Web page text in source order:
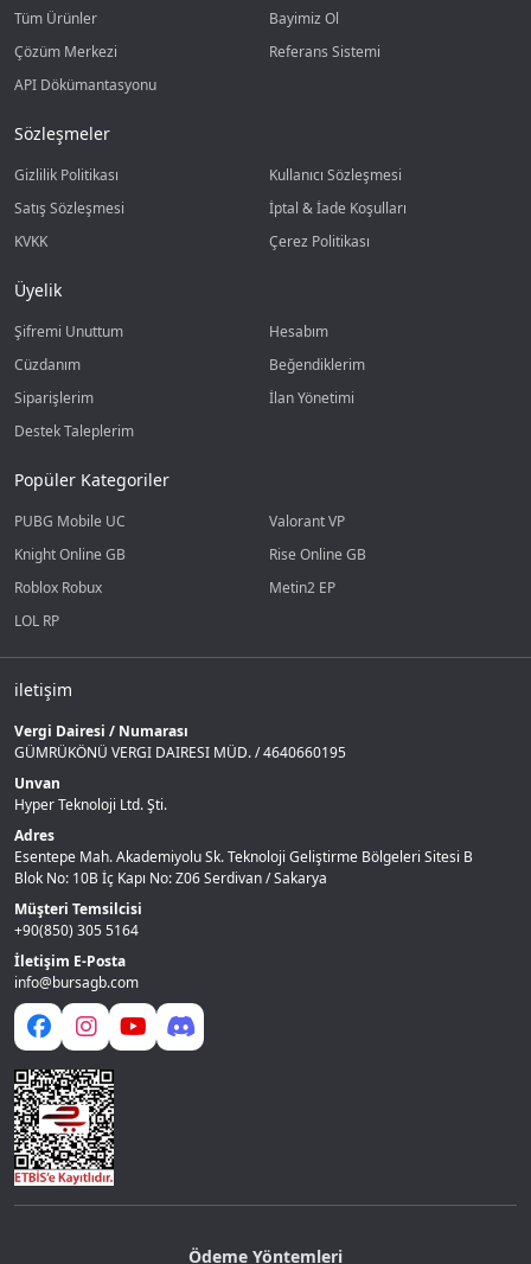
Tüm Ürünler
Bayimiz Ol
Çözüm Merkezi
Referans Sistemi
API Dökümantasyonu
Sözleşmeler
Gizlilik Politikası
Kullanıcı Sözleşmesi
Satış Sözleşmesi
İptal & İade Koşulları
KVKK
Çerez Politikası
Üyelik
Şifremi Unuttum
Hesabım
Cüzdanım
Beğendiklerim
Siparişlerim
İlan Yönetimi
Destek Taleplerim
Popüler Kategoriler
PUBG Mobile UC
Valorant VP
Knight Online GB
Rise Online GB
Roblox Robux
Metin2 EP
LOL RP
iletişim
Vergi Dairesi / Numarası
GÜMRÜKÖNÜ VERGI DAIRESI MÜD. / 4640660195
Unvan
Hyper Teknoloji Ltd. Şti.
Adres
Esentepe Mah. Akademiyolu Sk. Teknoloji Geliştirme Bölgeleri Sitesi B
Blok No: 10B İç Kapı No: Z06 Serdivan / Sakarya
Müşteri Temsilcisi
+90(850) 305 5164
İletişim E-Posta
info@bursagb.com
Ödeme Yöntemleri